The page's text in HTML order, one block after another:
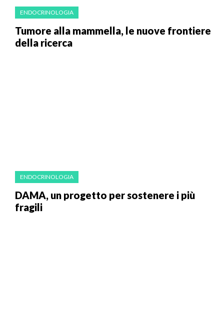
ENDOCRINOLOGIA
Tumore alla mammella, le nuove frontiere
della ricerca
ENDOCRINOLOGIA
DAMA, un progetto per sostenere i più
fragili